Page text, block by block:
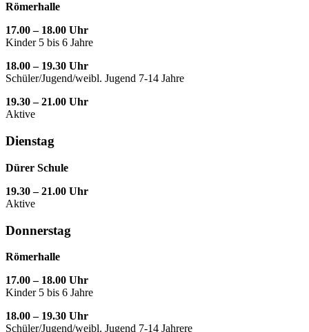
Römerhalle
17.00 – 18.00 Uhr
Kinder 5 bis 6 Jahre
18.00 – 19.30 Uhr
Schüler/Jugend/weibl. Jugend 7-14 Jahre
19.30 – 21.00 Uhr
Aktive
Dienstag
Dürer Schule
19.30 – 21.00 Uhr
Aktive
Donnerstag
Römerhalle
17.00 – 18.00 Uhr
Kinder 5 bis 6 Jahre
18.00 – 19.30 Uhr
Schüler/Jugend/weibl. Jugend 7-14 Jahrere